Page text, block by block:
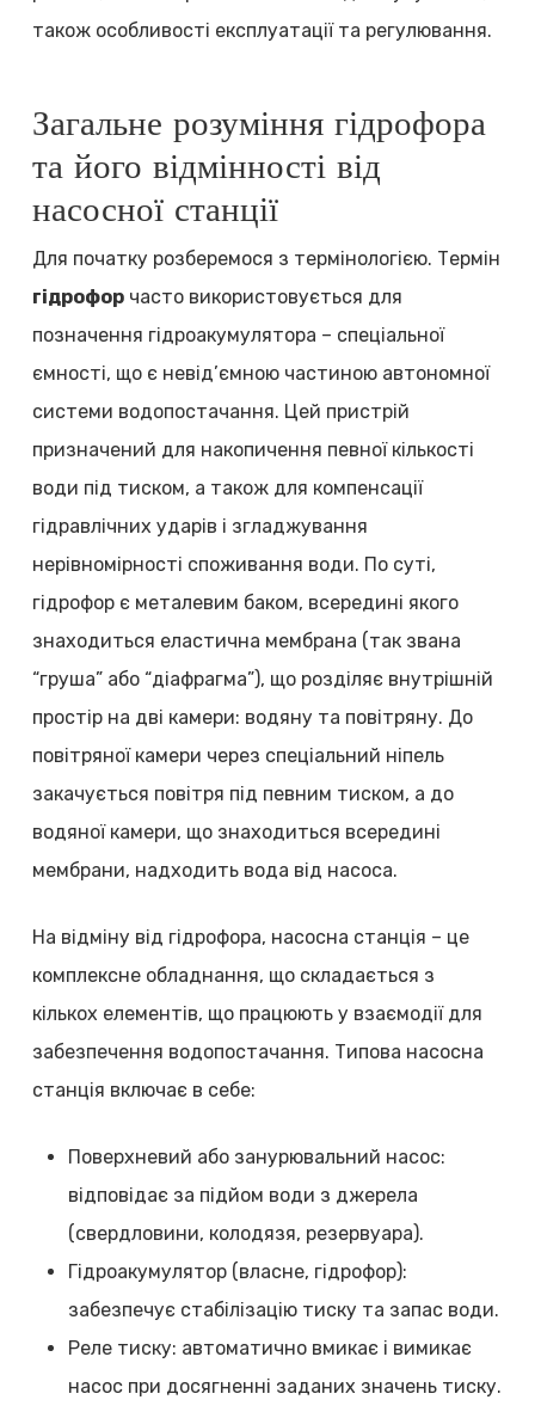
також особливості експлуатації та регулювання.
Загальне розуміння гідрофора
та його відмінності від
насосної станції
Для початку розберемося з термінологією. Термін
гідрофорчасто використовується для
позначення гідроакумулятора – спеціальної
ємності, що є невід’ємною частиною автономної
системи водопостачання. Цей пристрій
призначений для накопичення певної кількості
води під тиском, а також для компенсації
гідравлічних ударів і згладжування
нерівномірності споживання води. По суті,
гідрофор є металевим баком, всередині якого
знаходиться еластична мембрана (так звана
“груша” або “діафрагма”), що розділяє внутрішній
простір на дві камери: водяну та повітряну. До
повітряної камери через спеціальний ніпель
закачується повітря під певним тиском, а до
водяної камери, що знаходиться всередині
мембрани, надходить вода від насоса.
На відміну від гідрофора, насосна станція – це
комплексне обладнання, що складається з
кількох елементів, що працюють у взаємодії для
забезпечення водопостачання. Типова насосна
станція включає в себе:
Поверхневий або занурювальний насос:
відповідає за підйом води з джерела
(свердловини, колодязя, резервуара).
Гідроакумулятор (власне, гідрофор):
забезпечує стабілізацію тиску та запас води.
Реле тиску: автоматично вмикає і вимикає
насос при досягненні заданих значень тиску.